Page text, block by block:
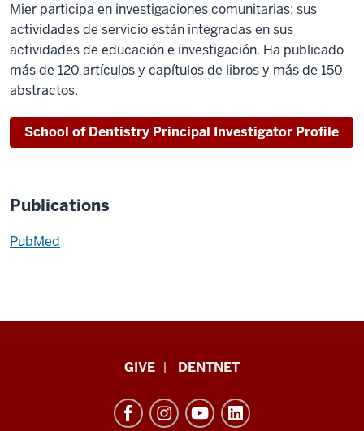
Mier participa en investigaciones comunitarias; sus
actividades de servicio están integradas en sus
actividades de educación e investigación. Ha publicado
más de 120 artículos y capítulos de libros y más de 150
abstractos.
School of Dentistry Principal Investigator Profile
Publications
PubMed
GIVE DENTNET